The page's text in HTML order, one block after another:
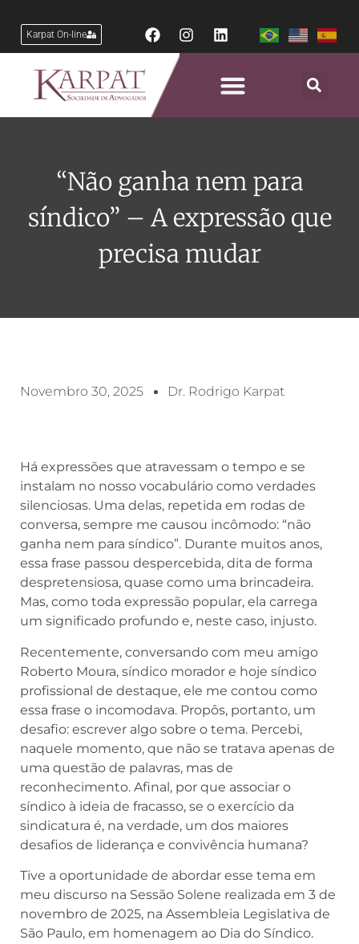
Karpat On-line
“Não ganha nem para
síndico” – A expressão que
precisa mudar
Novembro 30, 2025 Dr. Rodrigo Karpat
Há expressões que atravessam o tempo e se
instalam no nosso vocabulário como verdades
silenciosas. Uma delas, repetida em rodas de
conversa, sempre me causou incômodo: “não
ganha nem para síndico”. Durante muitos anos,
essa frase passou despercebida, dita de forma
despretensiosa, quase como uma brincadeira.
Mas, como toda expressão popular, ela carrega
um significado profundo e, neste caso, injusto.
Recentemente, conversando com meu amigo
Roberto Moura, síndico morador e hoje síndico
profissional de destaque, ele me contou como
essa frase o incomodava. Propôs, portanto, um
desafio: escrever algo sobre o tema. Percebi,
naquele momento, que não se tratava apenas de
uma questão de palavras, mas de
reconhecimento. Afinal, por que associar o
síndico à ideia de fracasso, se o exercício da
sindicatura é, na verdade, um dos maiores
desafios de liderança e convivência humana?
Tive a oportunidade de abordar esse tema em
meu discurso na Sessão Solene realizada em 3 de
novembro de 2025, na Assembleia Legislativa de
São Paulo, em homenagem ao Dia do Síndico.